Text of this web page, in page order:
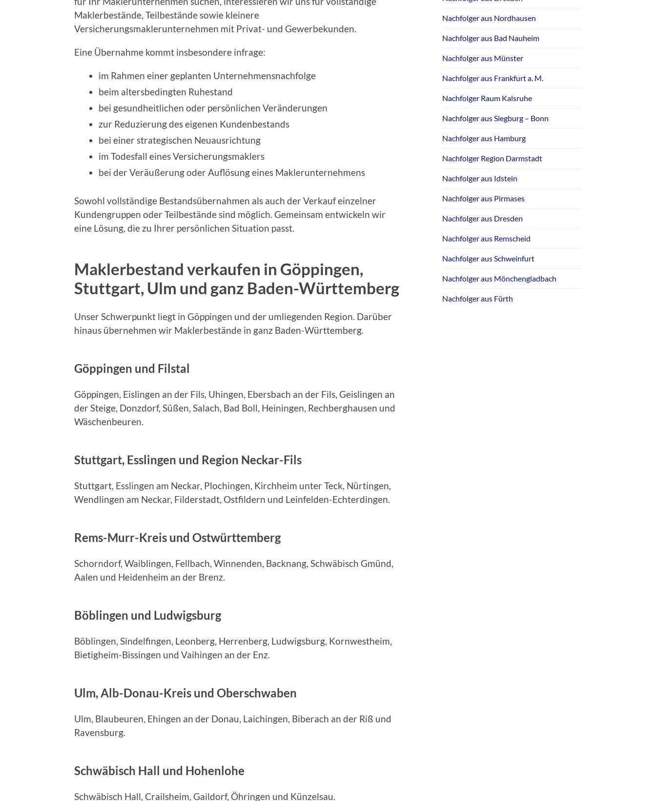
Maklerbestände, Teilbestände sowie kleinere
Versicherungsmaklerunternehmen mit Privat- und Gewerbekunden.
Eine Übernahme kommt insbesondere infrage:
im Rahmen einer geplanten Unternehmensnachfolge
beim altersbedingten Ruhestand
bei gesundheitlichen oder persönlichen Veränderungen
zur Reduzierung des eigenen Kundenbestands
bei einer strategischen Neuausrichtung
im Todesfall eines Versicherungsmaklers
bei der Veräußerung oder Auflösung eines Maklerunternehmens
Sowohl vollständige Bestandsübernahmen als auch der Verkauf einzelner
Kundengruppen oder Teilbestände sind möglich. Gemeinsam entwickeln wir
eine Lösung, die zu Ihrer persönlichen Situation passt.
Maklerbestand verkaufen in Göppingen,
Stuttgart, Ulm und ganz Baden-Württemberg
Unser Schwerpunkt liegt in Göppingen und der umliegenden Region. Darüber
hinaus übernehmen wir Maklerbestände in ganz Baden-Württemberg.
Göppingen und Filstal
Göppingen, Eislingen an der Fils, Uhingen, Ebersbach an der Fils, Geislingen an
der Steige, Donzdorf, Süßen, Salach, Bad Boll, Heiningen, Rechberghausen und
Wäschenbeuren.
Stuttgart, Esslingen und Region Neckar-Fils
Stuttgart, Esslingen am Neckar, Plochingen, Kirchheim unter Teck, Nürtingen,
Wendlingen am Neckar, Filderstadt, Ostfildern und Leinfelden-Echterdingen.
Rems-Murr-Kreis und Ostwürttemberg
Schorndorf, Waiblingen, Fellbach, Winnenden, Backnang, Schwäbisch Gmünd,
Aalen und Heidenheim an der Brenz.
Böblingen und Ludwigsburg
Böblingen, Sindelfingen, Leonberg, Herrenberg, Ludwigsburg, Kornwestheim,
Bietigheim-Bissingen und Vaihingen an der Enz.
Ulm, Alb-Donau-Kreis und Oberschwaben
Ulm, Blaubeuren, Ehingen an der Donau, Laichingen, Biberach an der Riß und
Ravensburg.
Schwäbisch Hall und Hohenlohe
Schwäbisch Hall, Crailsheim, Gaildorf, Öhringen und Künzelsau.
Nachfolger aus Nordhausen
Nachfolger aus Bad Nauheim
Nachfolger aus Münster
Nachfolger aus Frankfurt a. M.
Nachfolger Raum Kalsruhe
Nachfolger aus Siegburg – Bonn
Nachfolger aus Hamburg
Nachfolger Region Darmstadt
Nachfolger aus Idstein
Nachfolger aus Pirmases
Nachfolger aus Dresden
Nachfolger aus Remscheid
Nachfolger aus Schweinfurt
Nachfolger aus Mönchengladbach
Nachfolger aus Fürth